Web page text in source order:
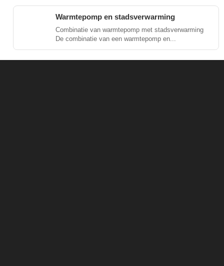
Warmtepomp en stadsverwarming
Combinatie van warmtepomp met stadsverwarming
De combinatie van een warmtepomp en...